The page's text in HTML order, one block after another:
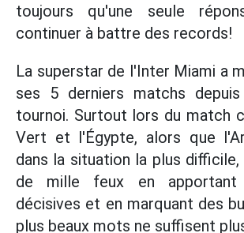
toujours qu'une seule
continuer à battre des records!
La superstar de l'Inter Miami a
ses 5 derniers matchs
tournoi. Surtout lors du match
Vert et l'Égypte, alors que
dans la situation la plus
de mille feux en apportant
décisives et en marquant des
plus beaux mots ne suffisent